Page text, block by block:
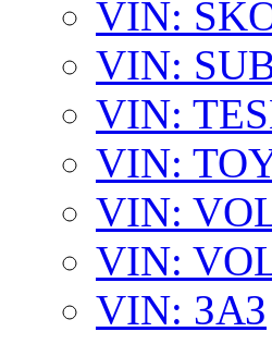
VIN:
VIN:
VIN:
VIN:
VIN:
VIN:
VIN: ЗАЗ